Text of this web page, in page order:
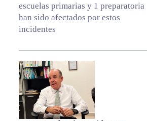
escuelas primarias y 1 preparatoria
han sido afectados por estos
incidentes